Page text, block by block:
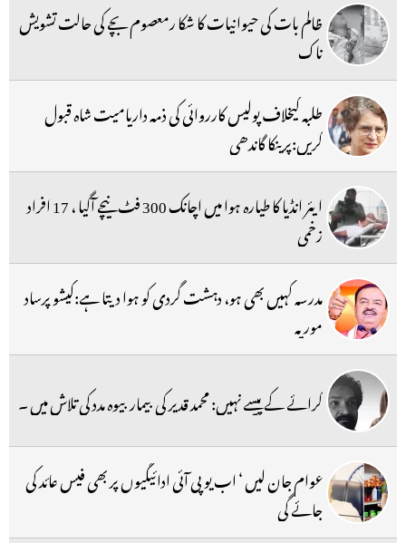
ظالم بات کی حیوانیات کا شکا رمعصوم بچے کی حالت تشویش
ناک
طلبہ کیخلاف پولیس کارروائی کی ذمہ داریامیت شاہ قبول
کریں:پرینکا گاندھی
ایئر انڈیا کا طیارہ ہوا میں اچانک 300 فٹ نیچے آگیا ، 17 افراد
زخمی
مدرسہ کہیں بھی ہو، دہشت گردی کو ہوا دیتا ہے:کیشو پرساد
موریہ
کرائے کے پیسے نہیں: محمد قدیر کی بیمار بیوہ مدد کی تلاش میں ۔
عوام جان لیں ‘ اب یو پی آئی ادائیگیوں پر بھی فیس عائد کی
جائے گی